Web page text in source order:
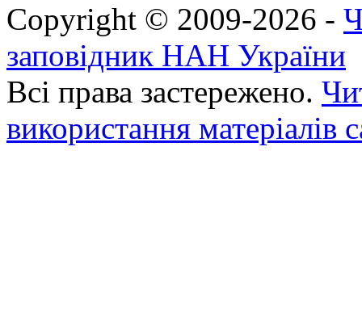
Copyright © 2009-2026 -
заповідник НАН України
Всі права застережено.
використання матеріалів